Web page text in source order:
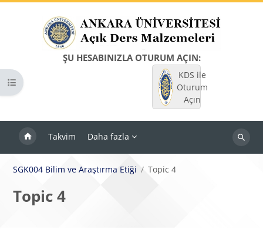
ŞU HESABINIZLA OTURUM AÇIN:
KDS ile
Oturum
Açın
Takvim Daha fazla
Dersleri
Kurs dizinini aç
SGK004 Bilim ve Araştırma Etiği Topic 4
Topic 4